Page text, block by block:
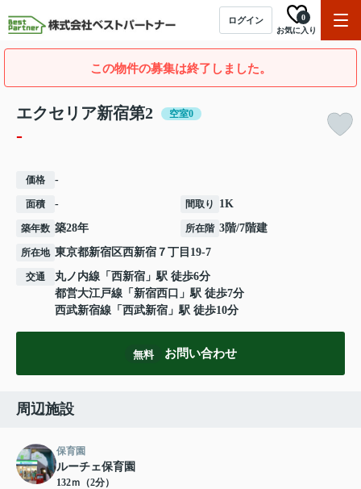
ログイン
お気に入り
0
この物件の募集は終了しました。
エクセリア新宿第2 空室0
-
価格 -
面積 - 間取り 1K
築年数 築28年 所在階 3階/7階建
所在地 東京都新宿区西新宿 ７丁目19-7
交通 丸ノ内線 「 西新宿 」駅 徒歩6分
都営大江戸線 「 新宿西口 」駅 徒歩7分
西武新宿線 「 西武新宿 」駅 徒歩10分
無料 お問い合わせ
周辺施設
保育園
ルーチェ保育園
132ｍ（2分）